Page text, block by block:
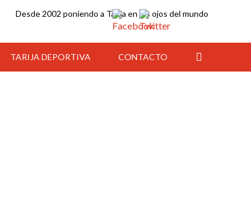
Desde 2002 poniendo a Tarija en los ojos del mundo
TARIJA DEPORTIVA CONTACTO